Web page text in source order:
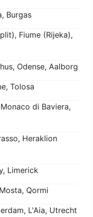
Burgas
Fiume (Rijeka),
Odense, Aalborg
Tolosa
di Baviera,
Heraklion
Limerick
Qormi
L'Aia, Utrecht